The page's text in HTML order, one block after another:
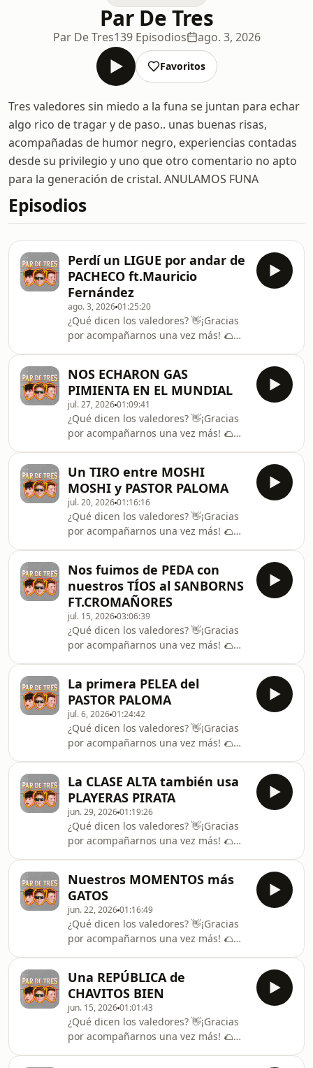
Par De Tres
Par De Tres139 Episodios ago. 3, 2026
Favoritos
Tres valedores sin miedo a la funa se juntan para echar
algo rico de tragar y de paso.. unas buenas risas,
acompañadas de humor negro, experiencias contadas
desde su privilegio y uno que otro comentario no apto
para la generación de cristal. ANULAMOS FUNA
Episodios
Perdí un LIGUE por andar de
PACHECO ft.Mauricio
Fernández
ago. 3, 202601:25:20
¿Qué dicen los valedores? 👋¡Gracias
por acompañarnos una vez más! 🌮
NOS ECHARON GAS
PIMIENTA EN EL MUNDIAL
jul. 27, 202601:09:41
¿Qué dicen los valedores? 👋¡Gracias
por acompañarnos una vez más! 🌮
Un TIRO entre MOSHI
MOSHI y PASTOR PALOMA
jul. 20, 202601:16:16
¿Qué dicen los valedores? 👋¡Gracias
por acompañarnos una vez más! 🌮
⁠⁠⁠⁠⁠⁠⁠⁠⁠⁠⁠⁠⁠⁠⁠⁠⁠⁠⁠⁠⁠⁠⁠⁠⁠⁠⁠⁠⁠⁠⁠⁠⁠⁠⁠⁠⁠⁠⁠⁠⁠⁠⁠⁠⁠⁠⁠⁠⁠⁠⁠⁠⁠@pardetres_m
Nos fuimos de PEDA con
nuestros TÍOS al SANBORNS
FT.CROMAÑORES
jul. 15, 202603:06:39
¿Qué dicen los valedores? 👋¡Gracias
por acompañarnos una vez más! 🌮
⁠⁠⁠⁠⁠⁠⁠⁠⁠⁠⁠⁠⁠⁠⁠⁠⁠⁠⁠⁠⁠⁠⁠⁠⁠⁠⁠⁠⁠⁠⁠⁠⁠⁠⁠⁠⁠⁠⁠⁠⁠⁠⁠⁠⁠⁠⁠⁠⁠⁠⁠⁠⁠@pardetres_m
La primera PELEA del
PASTOR PALOMA
jul. 6, 202601:24:42
¿Qué dicen los valedores? 👋¡Gracias
por acompañarnos una vez más! 🌮
⁠⁠⁠⁠⁠⁠⁠⁠⁠⁠⁠⁠⁠⁠⁠⁠⁠⁠⁠⁠⁠⁠⁠⁠⁠⁠⁠⁠⁠⁠⁠⁠⁠⁠⁠⁠⁠⁠⁠⁠⁠⁠⁠⁠⁠⁠⁠⁠⁠⁠⁠⁠⁠@pardetres_m
La CLASE ALTA también usa
PLAYERAS PIRATA
jun. 29, 202601:19:26
¿Qué dicen los valedores? 👋¡Gracias
por acompañarnos una vez más! 🌮
⁠⁠⁠⁠⁠⁠⁠⁠⁠⁠⁠⁠⁠⁠⁠⁠⁠⁠⁠⁠⁠⁠⁠⁠⁠⁠⁠⁠⁠⁠⁠⁠⁠⁠⁠⁠⁠⁠⁠⁠⁠⁠⁠⁠⁠⁠⁠⁠⁠⁠⁠⁠⁠@pardetres_m
Nuestros MOMENTOS más
GATOS
jun. 22, 202601:16:49
¿Qué dicen los valedores? 👋¡Gracias
por acompañarnos una vez más! 🌮
⁠⁠⁠⁠⁠⁠⁠⁠⁠⁠⁠⁠⁠⁠⁠⁠⁠⁠⁠⁠⁠⁠⁠⁠⁠⁠⁠⁠⁠⁠⁠⁠⁠⁠⁠⁠⁠⁠⁠⁠⁠⁠⁠⁠⁠⁠⁠⁠⁠⁠⁠⁠@alextachers ⁠⁠⁠⁠⁠⁠⁠⁠⁠⁠⁠⁠⁠⁠⁠⁠⁠⁠⁠⁠⁠⁠⁠⁠⁠⁠⁠⁠⁠⁠⁠⁠⁠⁠⁠⁠⁠⁠⁠⁠⁠⁠⁠⁠⁠⁠⁠⁠⁠⁠⁠⁠ INSTAGRAM:
⁠⁠⁠⁠⁠⁠⁠⁠⁠⁠⁠⁠⁠⁠⁠⁠⁠⁠⁠⁠⁠⁠⁠⁠⁠⁠⁠⁠⁠⁠⁠⁠⁠⁠⁠⁠⁠⁠⁠⁠⁠⁠⁠⁠⁠⁠⁠⁠⁠⁠⁠⁠⁠@pardetres_m
Una REPÚBLICA de
CHAVITOS BIEN
jun. 15, 202601:01:43
¿Qué dicen los valedores? 👋¡Gracias
por acompañarnos una vez más! 🌮